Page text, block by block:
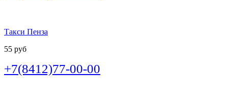
Такси Пенза
55 руб
+7(8412)77-00-00